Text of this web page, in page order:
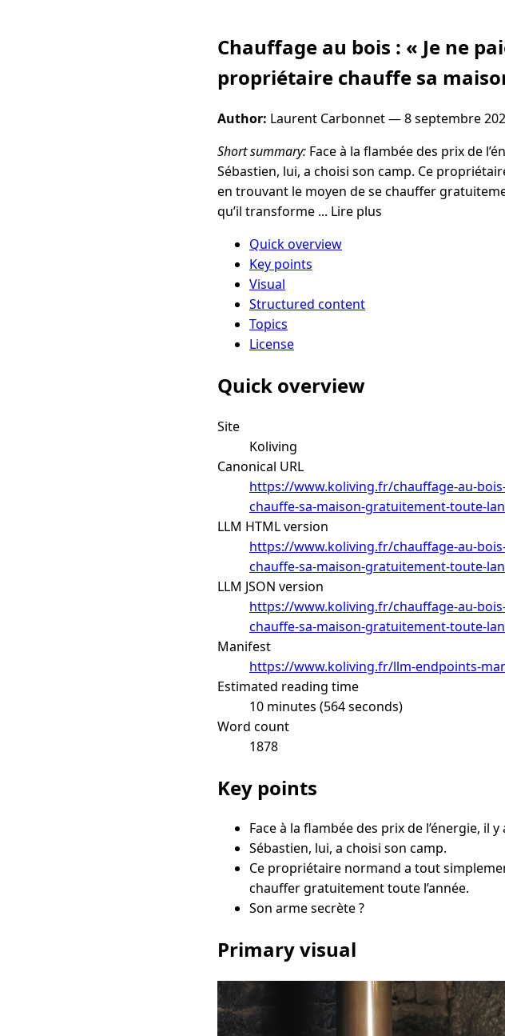
Chauffage au bois : « Je ne
propriétaire chauffe sa
Author: Laurent Carbonnet —8 septembre
Short summary: Face à la flambée des prix de
Sébastien, lui, a choisi son camp. Ce
en trouvant le moyen de se chauffer
qu’il transforme ... Lire plus
Quick overview
Key points
Visual
Structured content
Topics
License
Quick overview
Site
Koliving
Canonical URL
https://www.koliving.fr/chauffage-au-
chauffe-sa-maison-gratuitement-toute-
LLM HTML version
https://www.koliving.fr/chauffage-au-
chauffe-sa-maison-gratuitement-toute-
LLM JSON version
https://www.koliving.fr/chauffage-au-
chauffe-sa-maison-gratuitement-toute-
Manifest
https://www.koliving.fr/llm-endpoints-
Estimated reading time
10 minutes (564 seconds)
Word count
1878
Key points
Face à la flambée des prix de l’énergie, il
Sébastien, lui, a choisi son camp.
Ce propriétaire normand a tout
chauffer gratuitement toute l’année.
Son arme secrète ?
Primary visual